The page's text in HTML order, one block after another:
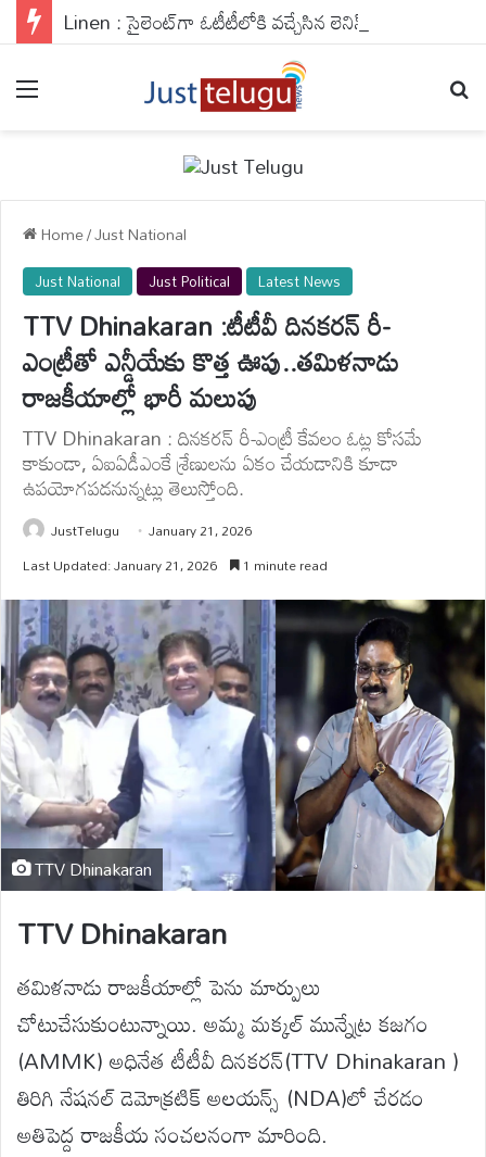
Home/Just National
Just National Just Political Latest News
TTV Dhinakaran :టీటీవీ దినకరన్ రీ-
ఎంట్రీతో ఎన్డీయేకు కొత్త ఊపు..తమిళనాడు
రాజకీయాల్లో భారీ మలుపు
TTV Dhinakaran : దినకరన్ రీ-ఎంట్రీ కేవలం ఓట్ల కోసమే
కాకుండా, ఏఐఏడీఎంకే శ్రేణులను ఏకం చేయడానికి కూడా
ఉపయోగపడనున్నట్లు తెలుస్తోంది.
JustTelugu
January 21, 2026
Last Updated: January 21, 2026
1 minute read
TTV Dhinakaran
TTV Dhinakaran
తమిళనాడు రాజకీయాల్లో పెను మార్పులు
చోటుచేసుకుంటున్నాయి. అమ్మ మక్కల్ మున్నేట్ర కజగం
(AMMK) అధినేత టీటీవీ దినకరన్(TTV Dhinakaran )
తిరిగి నేషనల్ డెమోక్రటిక్ అలయన్స్ (NDA)లో చేరడం
అతిపెద్ద రాజకీయ సంచలనంగా మారింది.